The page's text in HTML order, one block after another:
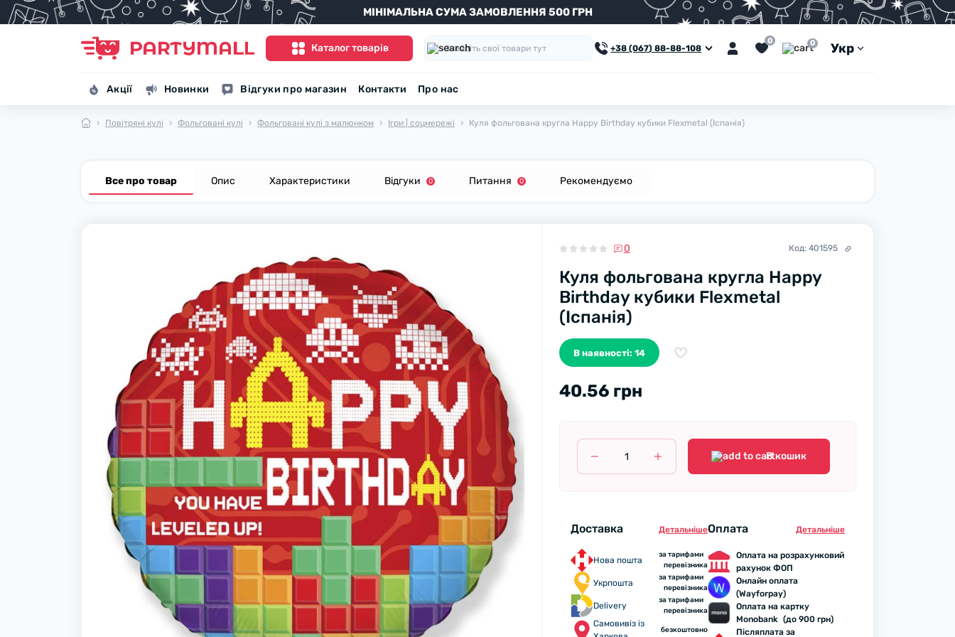
МІНІМАЛЬНА СУМА ЗАМОВЛЕННЯ 500 ГРН
Каталог товарів +38 (067) 88-88-108
0 0 Укр
Акції Новинки Відгуки про магазин Контакти Про нас
Повітряні кулі Фольговані кулі Фольговані кулі з малюнком Ігри | соцмережі Куля фольгована кругла Happy Birthday кубики Flexmetal (Іспанія)
Все про товар Опис Характеристики Відгуки 0 Питання 0 Рекомендуємо
0 Код: 401595
Куля фольгована кругла Happy
Birthday кубики Flexmetal
(Іспанія)
В наявності: 14
40.56 грн
В кошик
Доставка Детальнiше
Нова пошта
за тарифами
перевізника
Укрпошта
за тарифами
перевізника
Delivery
за тарифами
перевізника
Самовивіз із
безкоштовно
Оплата Детальнiше
Оплата на розрахунковий
рахунок ФОП
Онлайн оплата
(Wayforpay)
Оплата на картку
Monobank (до 900 грн)
Післяплата за